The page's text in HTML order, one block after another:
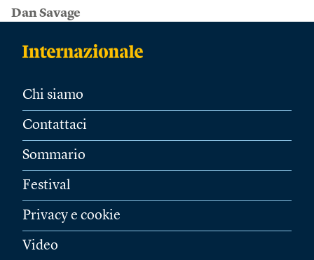
Dan Savage
Chi siamo
Contattaci
Sommario
Festival
Privacy e cookie
Video